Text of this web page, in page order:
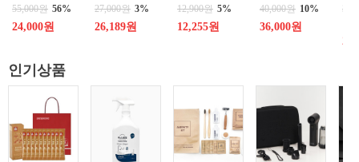
55,000원 56%
24,000원
27,000원 3%
26,189원
12,900원 5%
12,255원
40,000원 10%
36,000원
인기상품